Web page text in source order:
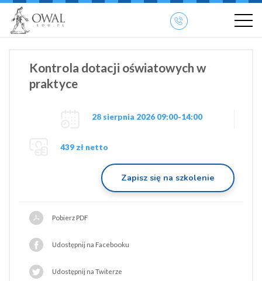
» OWAL.EDU.PL
Kontrola dotacji oświatowych w
praktyce
28 sierpnia 2026 09:00-14:00
439 zł netto
Zapisz się na szkolenie
Pobierz PDF
Udostępnij na Facebooku
Udostępnij na Twiterze